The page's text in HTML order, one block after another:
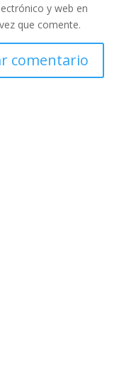
y web en
que comente.